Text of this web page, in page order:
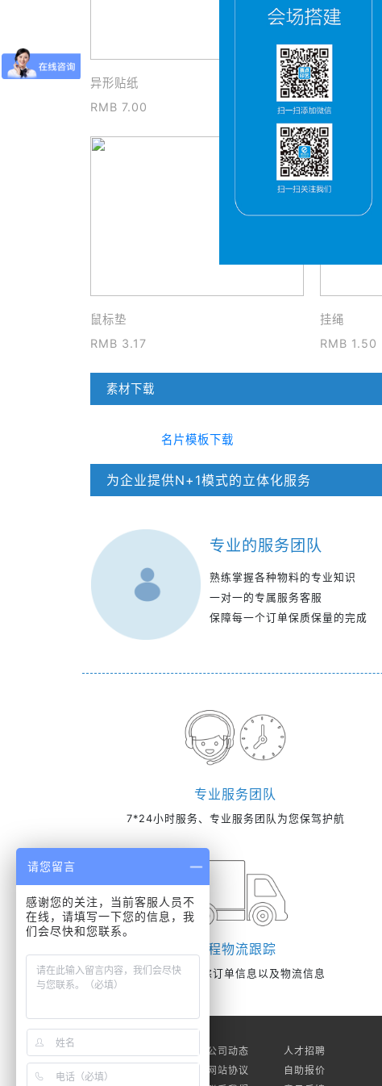
异形贴纸
RMB 7.00
透明不干胶
RMB 40.00
鼠标垫
RMB 3.17
挂绳
RMB 1.50
素材下载
名片模板下载
为企业提供N+1模式的立体化服务
专业的服务团队
熟练掌握各种物料的专业知识
一对一的专属服务客服
保障每一个订单保质保量的完成
专业服务团队
7*24小时服务、专业服务团队为您保驾护航
全程物流跟踪
线上实时跟踪订单信息以及物流信息
公司动态
人才招聘
网站协议
自助报价
请您留言
感谢您的关注，当前客服人员不
在线，请填写一下您的信息，我
们会尽快和您联系。